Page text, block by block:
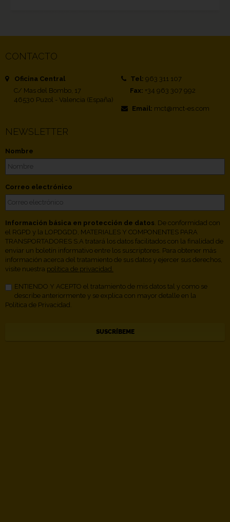
CONTACTO
Oficina Central
C/ Mas del Bombo, 17
46530 Puzol - Valencia (España)
Tel: 963 311 107
Fax: +34 963 307 992
Email: mct@mct-es.com
NEWSLETTER
Nombre
Correo electrónico
Información básica en protección de datos . De conformidad con
el RGPD y la LOPDGDD, MATERIALES Y COMPONENTES PARA
TRANSPORTADORES S.A tratará los datos facilitados con la finalidad de
enviar un boletín informativo entre los suscriptores. Para obtener más
información acerca del tratamiento de sus datos y ejercer sus derechos,
visite nuestra política de privacidad.
ENTIENDO Y ACEPTO el tratamiento de mis datos tal y como se
describe anteriormente y se explica con mayor detalle en la
Política de Privacidad.